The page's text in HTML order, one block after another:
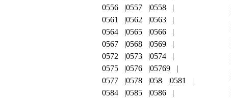
0556
0557
0558
0561
0562
0563
0564
0565
0566
0567
0568
0569
0572
0573
0574
0575
0576
05769
0577
0578 058
0581
0584
0585
0586